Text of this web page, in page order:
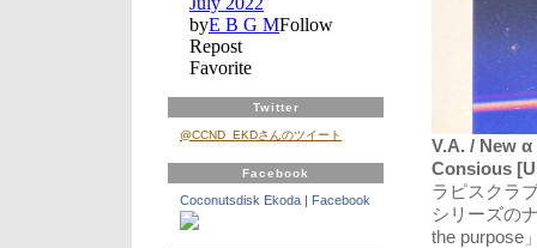
V.A. / New
Consious
ラピスクラ
シリーズの
the purpose
Twitter
@CCND_EKDさんのツイート
Facebook
Coconutsdisk Ekoda | Facebook